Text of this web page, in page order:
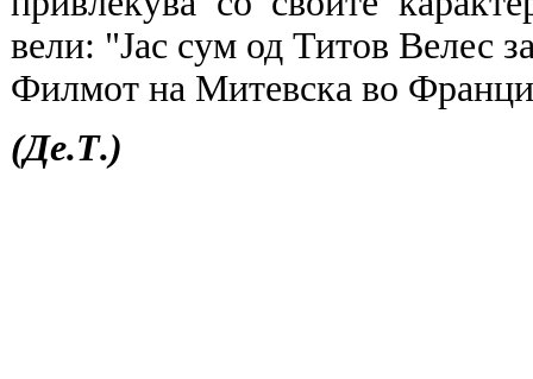
вели: "Јас сум од Титов Велес
Филмот на Митевска во
(Де.Т.)